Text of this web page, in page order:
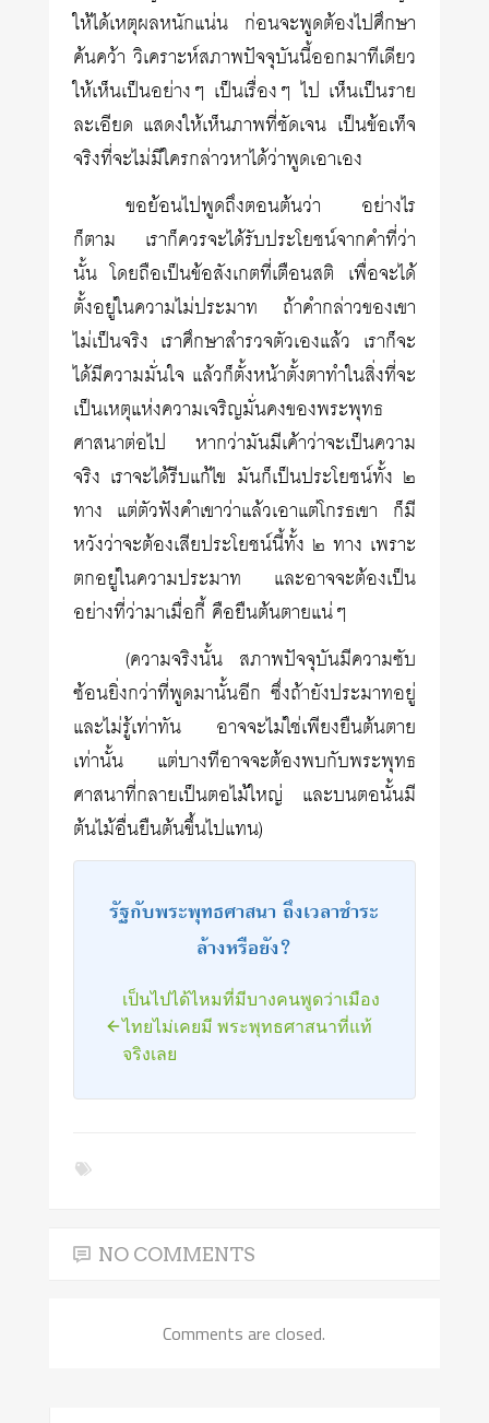
ให้ได้เหตุผลหนักแน่น ก่อนจะพูดต้องไปศึกษา
ค้นคว้า วิเคราะห์สภาพปัจจุบันนี้ออกมาทีเดียว
ให้เห็นเป็นอย่างๆ เป็นเรื่องๆ ไป เห็นเป็นราย
ละเอียด แสดงให้เห็นภาพที่ชัดเจน เป็นข้อเท็จ
จริงที่จะไม่มีใครกล่าวหาได้ว่าพูดเอาเอง
ขอย้อนไปพูดถึงตอนต้นว่า อย่างไร
ก็ตาม เราก็ควรจะได้รับประโยชน์จากคำที่ว่า
นั้น โดยถือเป็นข้อสังเกตที่เตือนสติ เพื่อจะได้
ตั้งอยู่ในความไม่ประมาท ถ้าคำกล่าวของเขา
ไม่เป็นจริง เราศึกษาสำรวจตัวเองแล้ว เราก็จะ
ได้มีความมั่นใจ แล้วก็ตั้งหน้าตั้งตาทำในสิ่งที่จะ
เป็นเหตุแห่งความเจริญมั่นคงของพระพุทธ
ศาสนาต่อไป หากว่ามันมีเค้าว่าจะเป็นความ
จริง เราจะได้รีบแก้ไข มันก็เป็นประโยชน์ทั้ง ๒
ทาง แต่ตัวฟังคำเขาว่าแล้วเอาแต่โกรธเขา ก็มี
หวังว่าจะต้องเสียประโยชน์นี้ทั้ง ๒ ทาง เพราะ
ตกอยู่ในความประมาท และอาจจะต้องเป็น
อย่างที่ว่ามาเมื่อกี้ คือยืนต้นตายแน่ๆ
(ความจริงนั้น สภาพปัจจุบันมีความซับ
ซ้อนยิ่งกว่าที่พูดมานั้นอีก ซึ่งถ้ายังประมาทอยู่
และไม่รู้เท่าทัน อาจจะไม่ใช่เพียงยืนต้นตาย
เท่านั้น แต่บางทีอาจจะต้องพบกับพระพุทธ
ศาสนาที่กลายเป็นตอไม้ใหญ่ และบนตอนั้นมี
ต้นไม้อื่นยืนต้นขึ้นไปแทน)
รัฐกับพระพุทธศาสนา ถึงเวลาชำระ
ล้างหรือยัง?
เป็นไปได้ไหมที่มีบางคนพูดว่าเมือง
ไทยไม่เคยมี พระพุทธศาสนาที่แท้
จริงเลย
NO COMMENTS
Comments are closed.